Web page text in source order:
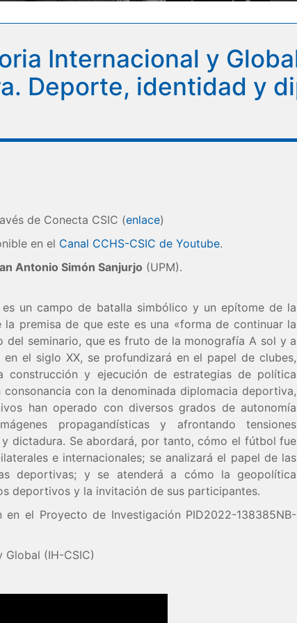
Internacional y
Deporte, identidad y
de Conecta CSIC (enlace)
en el Canal CCHS-CSIC de Youtube.
Antonio Simón Sanjurjo (UPM).
un campo de batalla simbólico y un epítome de la
premisa de que este es una «forma de continuar la
seminario, que es fruto de la monografía A sol y a
el siglo XX, se profundizará en el papel de clubes,
y ejecución de estrategias de política
con la denominada diplomacia deportiva,
han operado con diversos grados de autonomía
propagandísticas y afrontando tensiones
dictadura. Se abordará, por tanto, cómo el fútbol fue
e internacionales; se analizará el papel de las
deportivas; y se atenderá a cómo la geopolítica
deportivos y la invitación de sus participantes.
el Proyecto de Investigación PID2022-138385NB-
(IH-CSIC)